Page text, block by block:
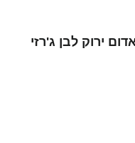
פורטוגל ויואלדו סמדו #0 אדום ירוק לבן ג'רזי